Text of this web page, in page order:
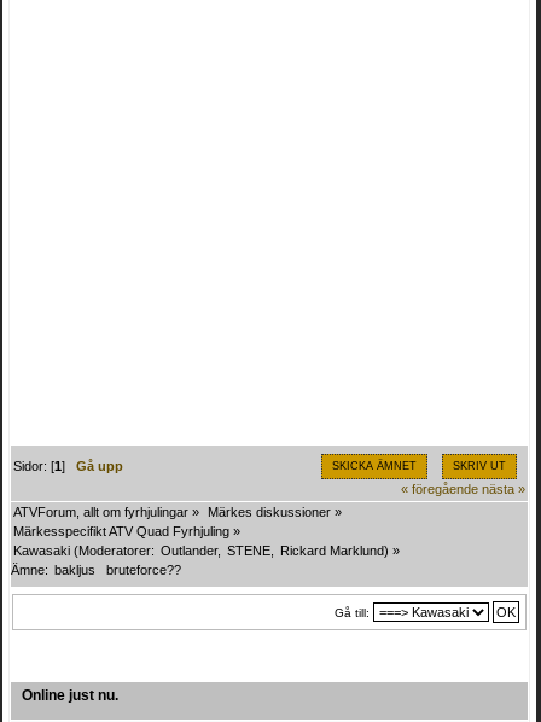
SKICKA ÄMNET SKRIV UT
Sidor: [1]Gå upp
« föregående nästa »
ATVForum, allt om fyrhjulingar » Märkes diskussioner »
Märkesspecifikt ATV Quad Fyrhjuling »
Kawasaki (Moderatorer: Outlander, STENE Rickard Marklund) »
Ämne: bakljus   bruteforce??
Gå till:
Online just nu.